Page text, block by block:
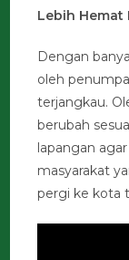
Lebih Hemat
Dengan
oleh
terjangkau.
berubah
lapangan
masyarakat
pergi ke kota